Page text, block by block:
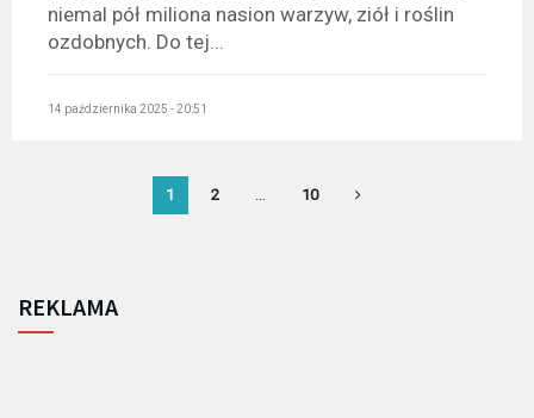
niemal pół miliona nasion warzyw, ziół i roślin
ozdobnych. Do tej...
14 października 2025 - 20:51
1 2 … 10
REKLAMA